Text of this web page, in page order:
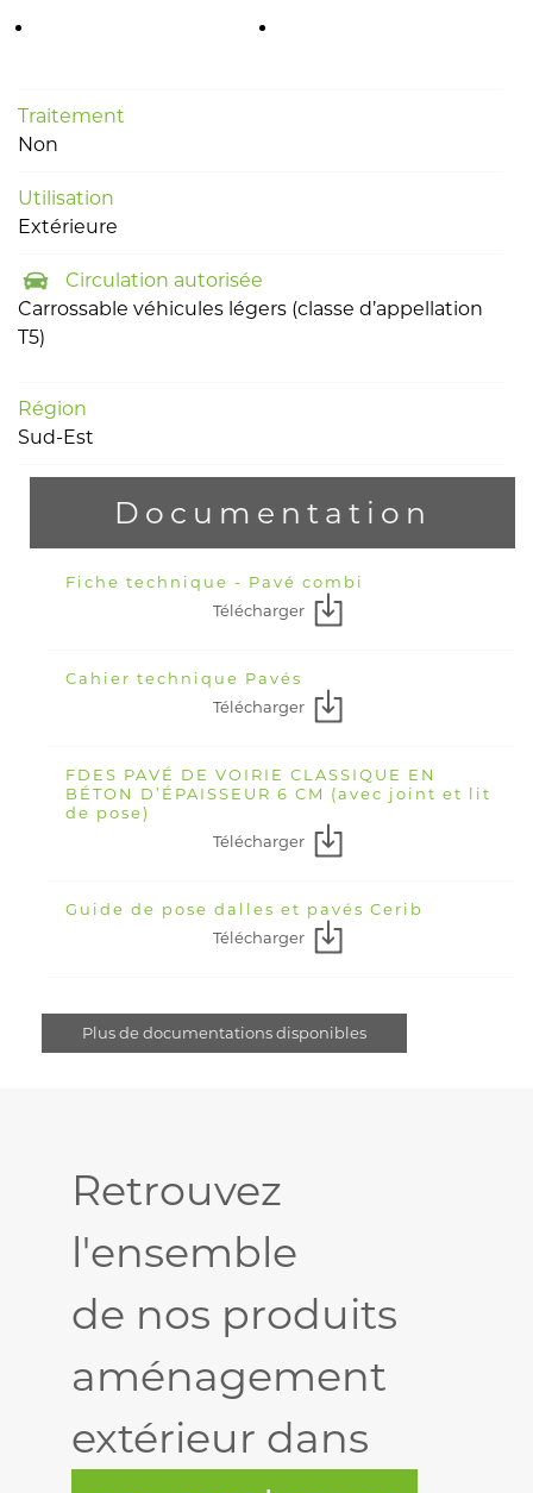
Traitement
Non
Utilisation
Extérieure
Circulation autorisée
Carrossable véhicules légers (classe d’appellation
T5)
Région
Sud-Est
Documentation
Fiche technique - Pavé combi
Télécharger
Cahier technique Pavés
Télécharger
FDES PAVÉ DE VOIRIE CLASSIQUE EN
BÉTON D’ÉPAISSEUR 6 CM (avec joint et lit
de pose)
Télécharger
Guide de pose dalles et pavés Cerib
Télécharger
Plus de documentations disponibles
Retrouvez
l'ensemble
de nos produits
aménagement
extérieur dans